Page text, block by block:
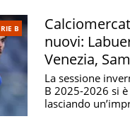
B
nuovi:
Venezia,
Brunori
La sessione
B 2025-2026 si
lasciando